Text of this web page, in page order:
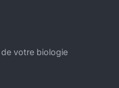
votre biologie